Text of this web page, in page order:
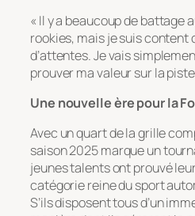
« Il y a beaucoup de battage
rookies, mais je suis content
d’attentes. Je vais
prouver ma valeur sur la
Une nouvelle ère pour la
Avec un quart de la grille
saison 2025 marque un
jeunes talents ont prouvé
catégorie reine du sport
S’ils disposent tous d’un